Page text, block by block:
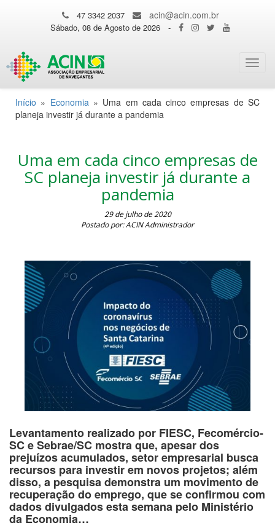
47 3342 2037 acin@acin.com.br
Sábado, 08 de Agosto de 2026 -
Início » Economia» Uma em cada cinco empresas de SC
planeja investir já durante a pandemia
Uma em cada cinco empresas de
SC planeja investir já durante a
pandemia
29 de julho de 2020
Postado por: ACIN Administrador
Levantamento realizado por FIESC, Fecomércio-
SC e Sebrae/SC mostra que, apesar dos
prejuízos acumulados, setor empresarial busca
recursos para investir em novos projetos; além
disso, a pesquisa demonstra um movimento de
recuperação do emprego, que se confirmou com
dados divulgados esta semana pelo Ministério
da Economia…